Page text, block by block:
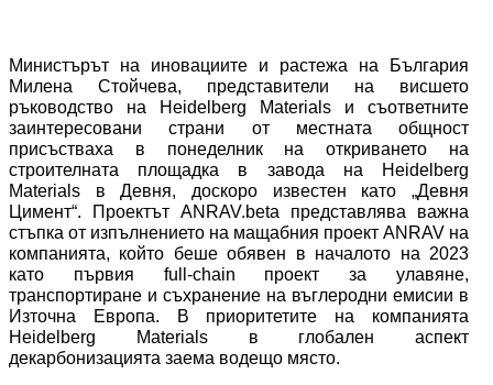
Министърът на иновациите и растежа на България
Милена Стойчева, представители на висшето
ръководство на Heidelberg Materials и съответните
заинтересовани страни от местната общност
присъстваха в понеделник на откриването на
строителната площадка в завода на Heidelberg
Materials в Девня, доскоро известен като „Девня
Цимент“. Проектът ANRAV.beta представлява важна
стъпка от изпълнението на мащабния проект ANRAV на
компанията, който беше обявен в началото на 2023
като първия full-chain проект за улавяне,
транспортиране и съхранение на въглеродни емисии в
Източна Европа. В приоритетите на компанията
Heidelberg Materials в глобален аспект
декарбонизацията заема водещо място.